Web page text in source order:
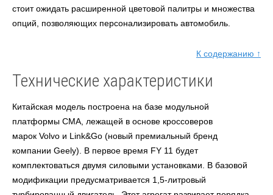
стоит ожидать расширенной цветовой палитры и множества
опций, позволяющих персонализировать автомобиль.
К содержанию ↑
Технические характеристики
Китайская модель построена на базе модульной
платформы CMA, лежащей в основе кроссоверов
марок Volvo и Link&Go (новый премиальный бренд
компании Geely). В первое время FY 11 будет
комплектоваться двумя силовыми установками. В базовой
модификации предусматривается 1,5-литровый